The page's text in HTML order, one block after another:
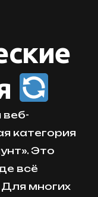
веб-
категория
Это
всё
многих